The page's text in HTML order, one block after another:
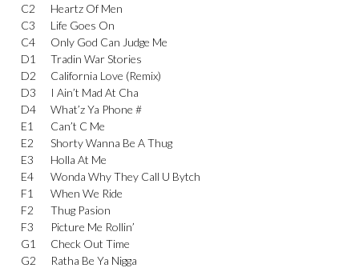
C2
Heartz Of Men
C3
Life Goes On
C4
Only God Can Judge Me
D1
Tradin War Stories
D2
California Love (Remix)
D3
I Ain’t Mad At Cha
D4
What’z Ya Phone #
E1
Can’t C Me
E2
Shorty Wanna Be A Thug
E3
Holla At Me
E4
Wonda Why They Call U Bytch
F1
When We Ride
F2
Thug Pasion
F3
Picture Me Rollin’
G1
Check Out Time
G2
Ratha Be Ya Nigga